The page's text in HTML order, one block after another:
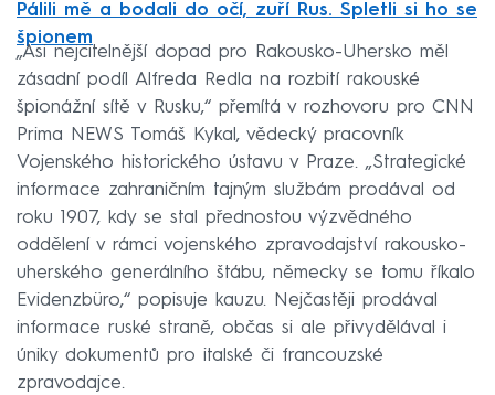
Pálili mě a bodali do očí, zuří Rus. Spletli si ho se
špionem
„Asi nejcitelnější dopad pro Rakousko-Uhersko měl
zásadní podíl Alfreda Redla na rozbití rakouské
špionážní sítě v Rusku,“ přemítá v rozhovoru pro CNN
Prima NEWS Tomáš Kykal, vědecký pracovník
Vojenského historického ústavu v Praze. „Strategické
informace zahraničním tajným službám prodával od
roku 1907, kdy se stal přednostou výzvědného
oddělení v rámci vojenského zpravodajství rakousko-
uherského generálního štábu, německy se tomu říkalo
Evidenzbüro,“ popisuje kauzu. Nejčastěji prodával
informace ruské straně, občas si ale přivydělával i
úniky dokumentů pro italské či francouzské
zpravodajce.